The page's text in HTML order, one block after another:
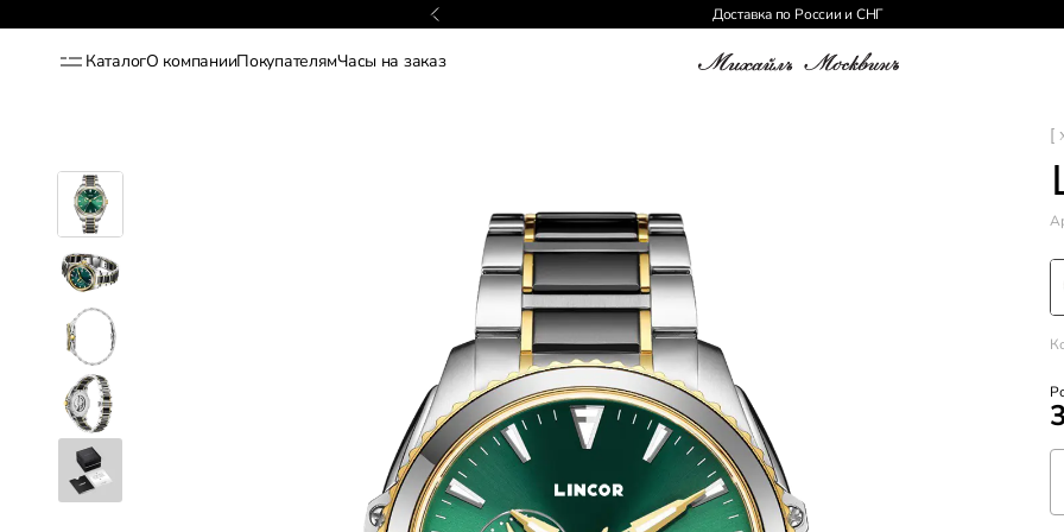
Доставка по России и СНГ
КаталогО компанииПокупателямЧасы на заказ
[